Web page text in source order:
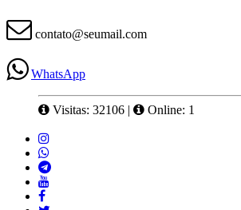
contato@seumail.com
WhatsApp
Visitas: 32106 | Online: 1